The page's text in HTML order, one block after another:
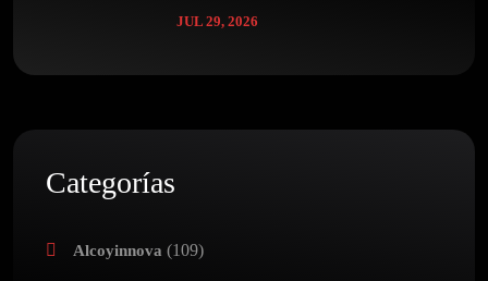
JUL 29, 2026
Categorías
Alcoyinnova (109)